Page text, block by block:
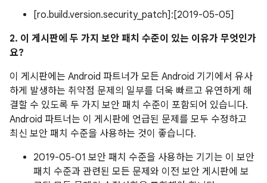
[ro.build.version.security_patch]:[2019-05-05]
2. 이 게시판에 두 가지 보안 패치 수준이 있는 이유가 무엇인가
요?
이 게시판에는 Android 파트너가 모든 Android 기기에서 유사
하게 발생하는 취약점 문제의 일부를 더욱 빠르고 유연하게 해
결할 수 있도록 두 가지 보안 패치 수준이 포함되어 있습니다.
Android 파트너는 이 게시판에 언급된 문제를 모두 수정하고
최신 보안 패치 수준을 사용하는 것이 좋습니다.
2019-05-01 보안 패치 수준을 사용하는 기기는 이 보안
패치 수준과 관련된 모든 문제와 이전 보안 게시판에 보